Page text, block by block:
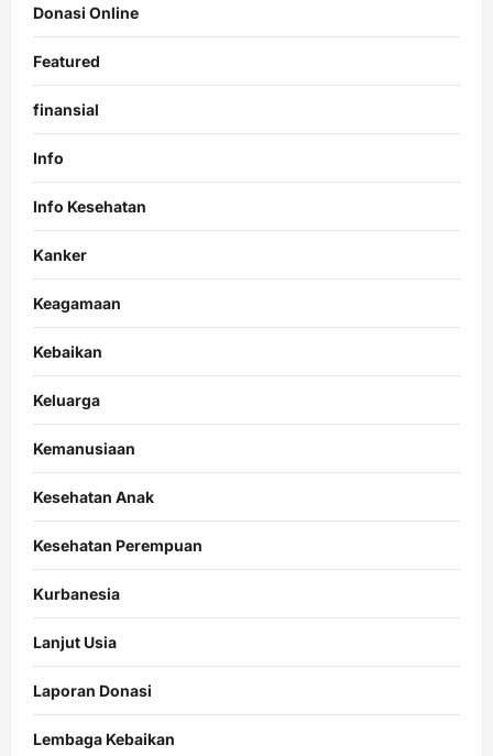
Donasi Online
Featured
finansial
Info
Info Kesehatan
Kanker
Keagamaan
Kebaikan
Keluarga
Kemanusiaan
Kesehatan Anak
Kesehatan Perempuan
Kurbanesia
Lanjut Usia
Laporan Donasi
Lembaga Kebaikan